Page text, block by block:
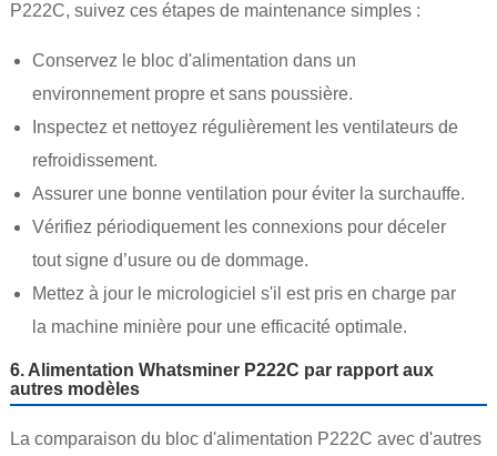
P222C, suivez ces étapes de maintenance simples :
Conservez le bloc d'alimentation dans un
environnement propre et sans poussière.
Inspectez et nettoyez régulièrement les ventilateurs de
refroidissement.
Assurer une bonne ventilation pour éviter la surchauffe.
Vérifiez périodiquement les connexions pour déceler
tout signe d’usure ou de dommage.
Mettez à jour le micrologiciel s'il est pris en charge par
la machine minière pour une efficacité optimale.
6. Alimentation Whatsminer P222C par rapport aux
autres modèles
La comparaison du bloc d'alimentation P222C avec d'autres